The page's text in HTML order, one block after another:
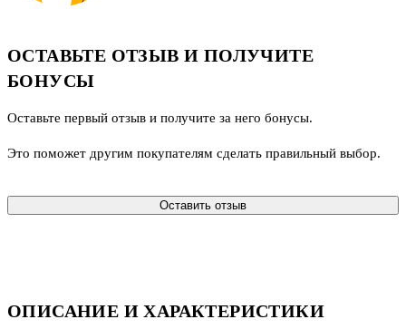
ОПИСАНИЕ И ХАРАКТЕРИСТИКИ
ОСТАВЬТЕ ОТЗЫВ И ПОЛУЧИТЕ
БОНУСЫ
Оставьте первый отзыв и получите за него бонусы.
Это поможет другим покупателям сделать правильный выбор.
Оставить отзыв